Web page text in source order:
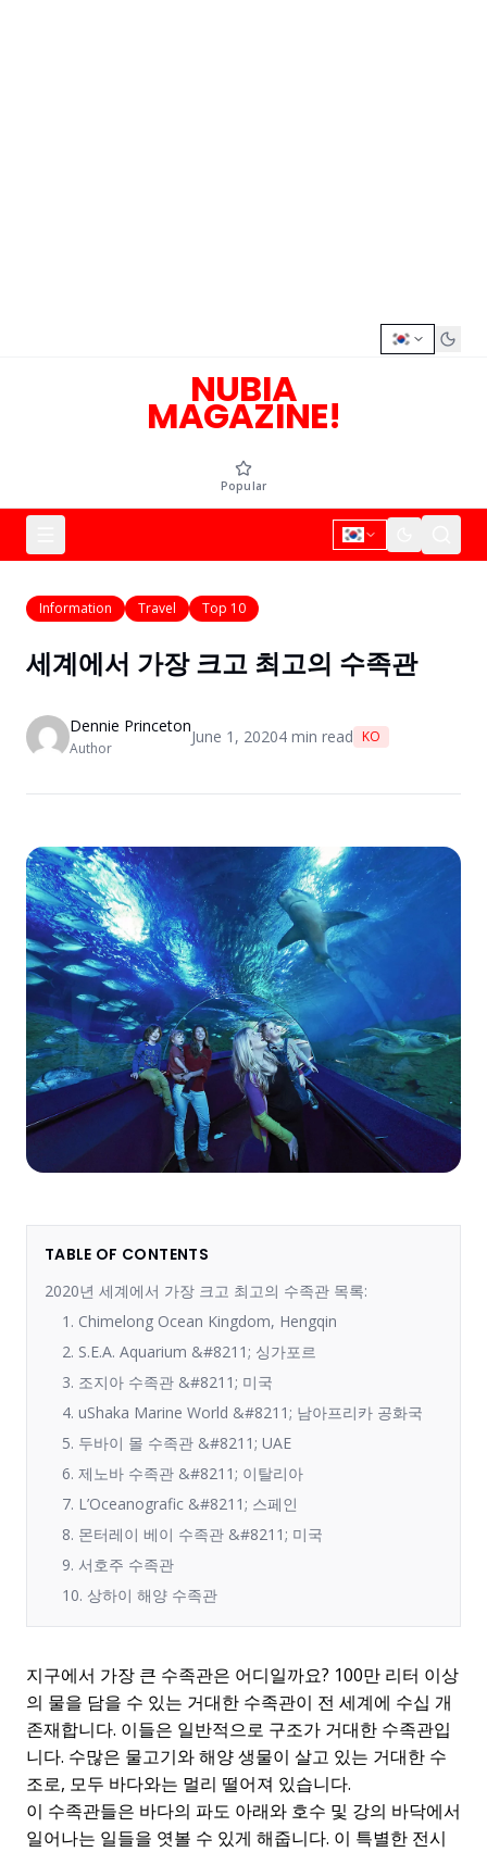
NUBIA
MAGAZINE!
Popular
Information Travel Top 10
세계에서 가장 크고 최고의 수족관
Dennie Princeton
Author
June 1, 20204 min read KO
TABLE OF CONTENTS
2020년 세계에서 가장 크고 최고의 수족관 목록:
1. Chimelong Ocean Kingdom, Hengqin
2. S.E.A. Aquarium &#8211; 싱가포르
3. 조지아 수족관 &#8211; 미국
4. uShaka Marine World &#8211; 남아프리카 공화국
5. 두바이 몰 수족관 &#8211; UAE
6. 제노바 수족관 &#8211; 이탈리아
7. L’Oceanografic &#8211; 스페인
8. 몬터레이 베이 수족관 &#8211; 미국
9. 서호주 수족관
10. 상하이 해양 수족관
지구에서 가장 큰 수족관은 어디일까요? 100만 리터 이상
의 물을 담을 수 있는 거대한 수족관이 전 세계에 수십 개
존재합니다. 이들은 일반적으로 구조가 거대한 수족관입
니다. 수많은 물고기와 해양 생물이 살고 있는 거대한 수
조로, 모두 바다와는 멀리 떨어져 있습니다.
이 수족관들은 바다의 파도 아래와 호수 및 강의 바닥에서
일어나는 일들을 엿볼 수 있게 해줍니다. 이 특별한 전시